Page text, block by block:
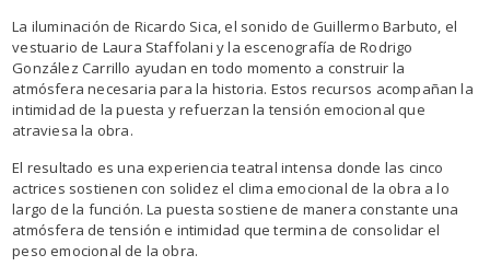
La iluminación de Ricardo Sica, el sonido de Guillermo Barbuto, el
vestuario de Laura Staffolani y la escenografía de Rodrigo
González Carrillo ayudan en todo momento a construir la
atmósfera necesaria para la historia. Estos recursos acompañan la
intimidad de la puesta y refuerzan la tensión emocional que
atraviesa la obra.
El resultado es una experiencia teatral intensa donde las cinco
actrices sostienen con solidez el clima emocional de la obra a lo
largo de la función. La puesta sostiene de manera constante una
atmósfera de tensión e intimidad que termina de consolidar el
peso emocional de la obra.